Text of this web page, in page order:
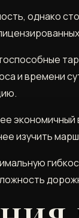
однако
и времени
изучить